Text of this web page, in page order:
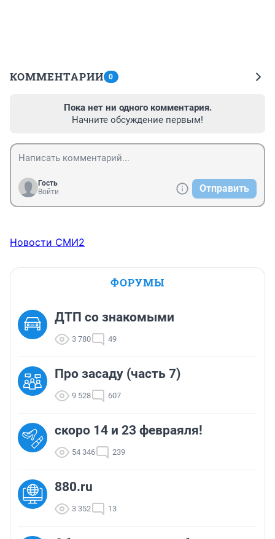
КОММЕНТАРИИ 0
Пока нет ни одного комментария.
Начните обсуждение первым!
Гость
Войти
Отправить
Новости СМИ2
ФОРУМЫ
ДТП со знакомыми
3 780 49
Про засаду (часть 7)
9 528 607
скоро 14 и 23 февраяля!
54 346 239
880.ru
3 352 13